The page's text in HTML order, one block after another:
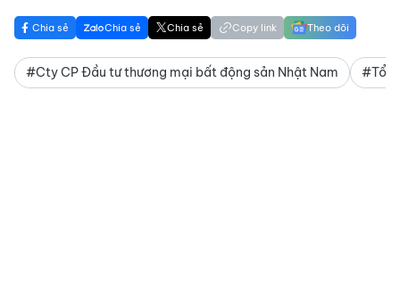
Chia sẻ Chia sẻ Chia sẻ Copy link Theo dõi
#Cty CP Đầu tư thương mại bất động sản Nhật Nam